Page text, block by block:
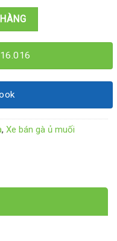
số lượng
, Xe bán gà ủ muối